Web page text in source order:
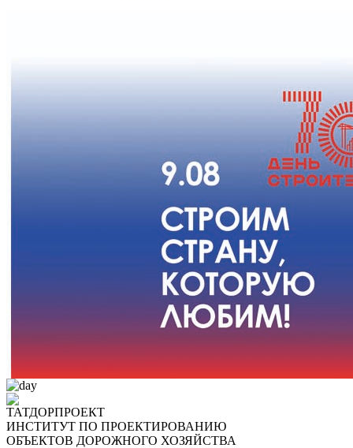
ТАТДОРПРОЕКТ
ИНСТИТУТ ПО ПРОЕКТИРОВАНИЮ
ОБЪЕКТОВ ДОРОЖНОГО ХОЗЯЙСТВА